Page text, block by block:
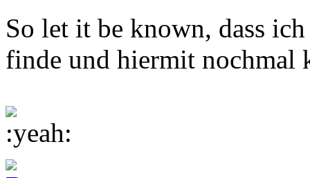
So let it be known, dass
finde und hiermit nochmal